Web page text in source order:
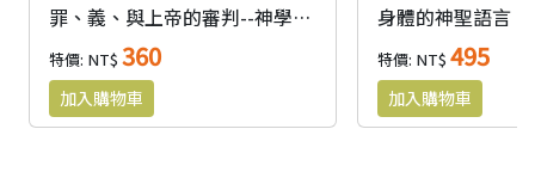
罪、義、與上帝的審判--神學講座系列22/7
特價: NT$360 特價: NT$495